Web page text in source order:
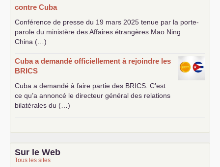
contre Cuba
Conférence de presse du 19 mars 2025 tenue par la porte-
parole du ministère des Affaires étrangères Mao Ning
China (…)
Cuba a demandé officiellement à rejoindre les
BRICS
Cuba a demandé à faire partie des BRICS . C’est
ce qu’a annoncé le directeur général des relations
bilatérales du (…)
Sur le Web
Tous les sites